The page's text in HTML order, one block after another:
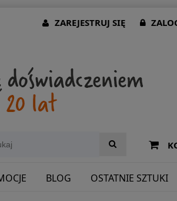
ZAREJESTRUJ SIĘ
BLOG OSTATNIE SZTUKI